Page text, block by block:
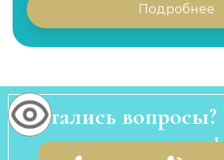
Подробнее
Остались
ответим!